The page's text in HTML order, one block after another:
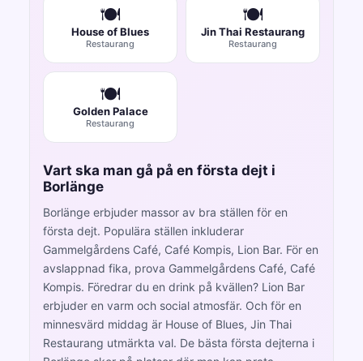
🍽️
House of Blues
Restaurang
🍽️
Jin Thai Restaurang
Restaurang
🍽️
Golden Palace
Restaurang
Vart ska man gå på en första dejt i
Borlänge
Borlänge erbjuder massor av bra ställen för en
första dejt. Populära ställen inkluderar
Gammelgårdens Café, Café Kompis, Lion Bar. För en
avslappnad fika, prova Gammelgårdens Café, Café
Kompis. Föredrar du en drink på kvällen? Lion Bar
erbjuder en varm och social atmosfär. Och för en
minnesvärd middag är House of Blues, Jin Thai
Restaurang utmärkta val. De bästa första dejterna i